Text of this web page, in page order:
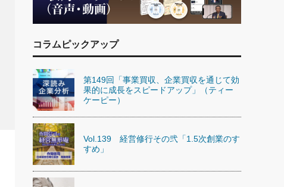
高橋一喜の『これぞ！"本物の温泉"』(157)
コラムピックアップ
第149回「事業買収、企業買収を通じて効
果的に成長をスピードアップ」（ティー
ケーピー）
Vol.139 経営修行その弐「1.5次創業のす
すめ」